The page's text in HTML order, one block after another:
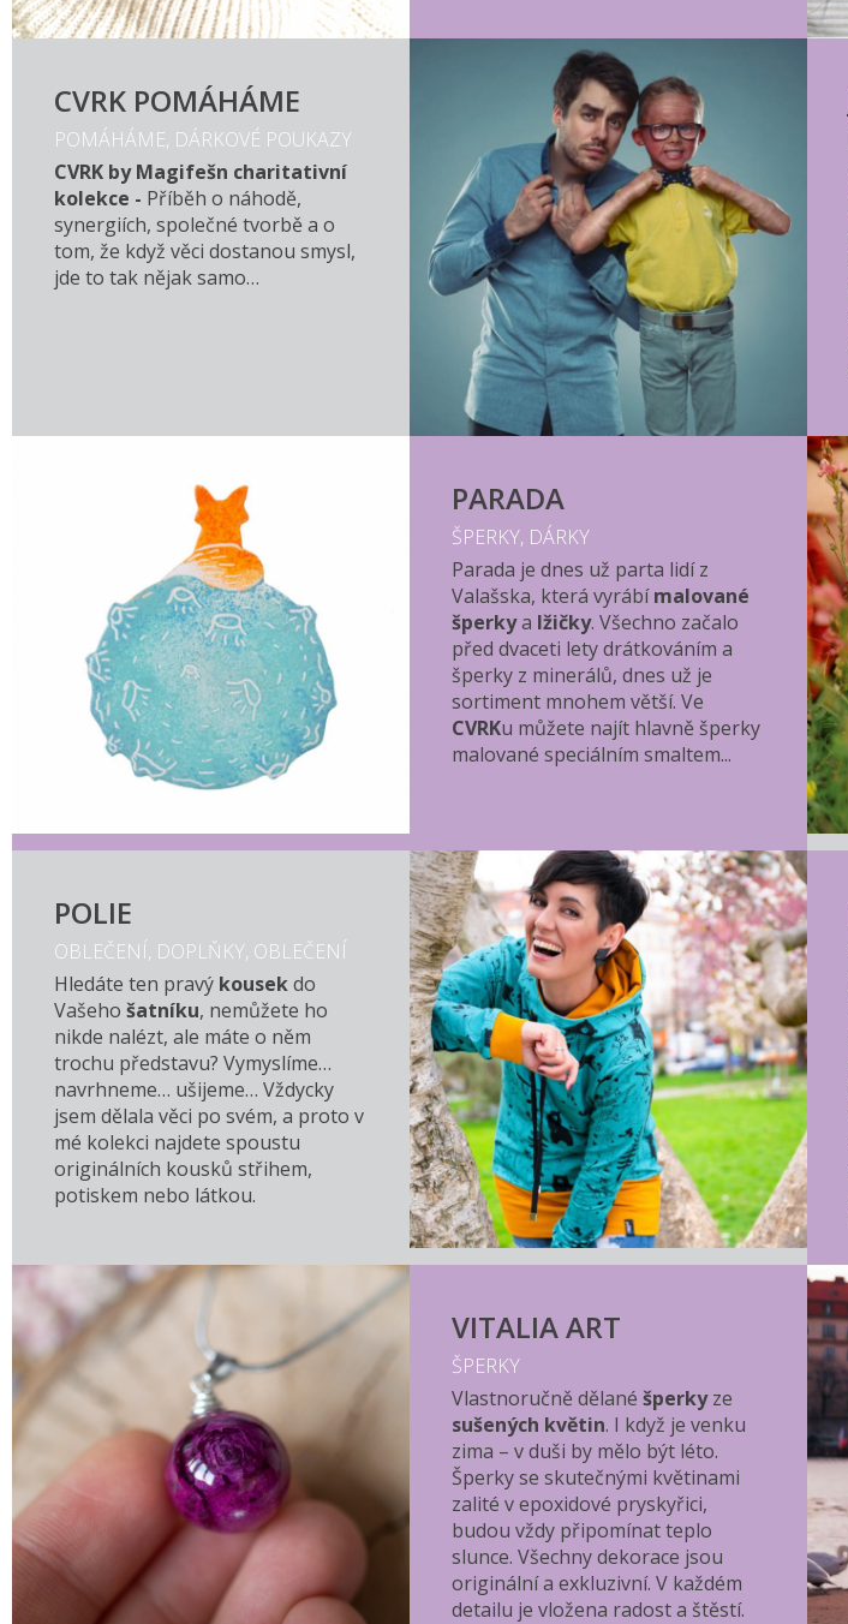
CVRK POMÁHÁME
POMÁHÁME, DÁRKOVÉ POUKAZY
CVRK by Magifešn charitativní
kolekce - Příběh o náhodě,
synergiích, společné tvorbě a o
tom, že když věci dostanou smysl,
jde to tak nějak samo…
PARADA
ŠPERKY, DÁRKY
Parada je dnes už parta lidí z
Valašska, která vyrábímalované
šperkya lžičky. Všechno začalo
před dvaceti lety drátkováním a
šperky z minerálů, dnes už je
sortiment mnohem větší. Ve
CVRKu můžete najít hlavně šperky
malované speciálním smaltem...
POLIE
OBLEČENÍ, DOPLŇKY, OBLEČENÍ
Hledáte ten pravý kousekdo
Vašeho šatníku, nemůžete ho
nikde nalézt, ale máte o něm
trochu představu? Vymyslíme…
navrhneme… ušijeme… Vždycky
jsem dělala věci po svém, a proto v
mé kolekci najdete spoustu
originálních kousků střihem,
potiskem nebo látkou.
VITALIA ART
ŠPERKY
Vlastnoručně dělané šperkyze
sušených květin. I když je venku
zima – v duši by mělo být léto.
Šperky se skutečnými květinami
zalité v epoxidové pryskyřici,
budou vždy připomínat teplo
slunce. Všechny dekorace jsou
originální a exkluzivní. V každém
detailu je vložena radost a štěstí.